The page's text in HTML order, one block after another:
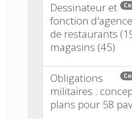
Dessinateur et
fonction
de restaurants
magasins (45)
Obligations
militaires :
plans pour 58